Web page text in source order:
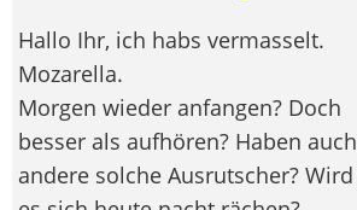
Hallo Ihr, ich habs vermasselt.
Mozarella.
Morgen wieder anfangen? Doch
besser als aufhören? Haben auch
andere solche Ausrutscher? Wird